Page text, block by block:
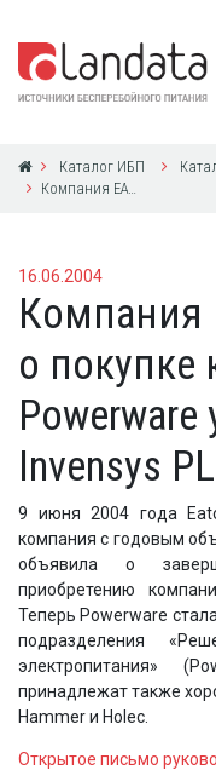
Каталог ИБП Каталог
Компания EATON объявила о покупке корпорации Powerware у холдинга Invensys PLC
16.06.2004
Компания
о покупке
Powerware
Invensys
9 июня 2004 года
компания с годовым
объявила о
приобретению
Теперь Powerware
подразделения
электропитания»
принадлежат также
Hammer и Holec.
Открытое письмо